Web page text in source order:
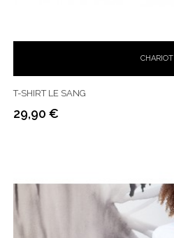
CHARIOT
T-SHIRT LE SANG
Prix
29,90 €